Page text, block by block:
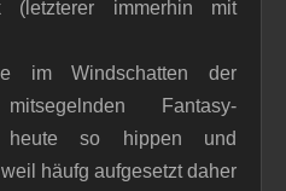
(letzterer immerhin mit
im Windschatten der
mitsegelnden Fantasy-
so hippen und
häufg aufgesetzt daher